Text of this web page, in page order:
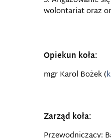
wolontariat oraz
Opiekun koła:
mgr Karol Bożek (
Zarząd koła: